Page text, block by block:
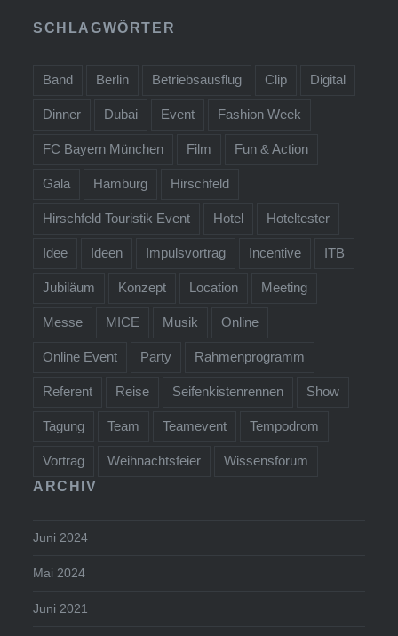
SCHLAGWÖRTER
Band Berlin Betriebsausflug Clip Digital
Dinner Dubai Event Fashion Week
FC Bayern München Film Fun & Action
Gala Hamburg Hirschfeld
Hirschfeld Touristik Event Hotel Hoteltester
Idee Ideen Impulsvortrag Incentive ITB
Jubiläum Konzept Location Meeting
Messe MICE Musik Online
Online Event Party Rahmenprogramm
Referent Reise Seifenkistenrennen Show
Tagung Team Teamevent Tempodrom
Vortrag Weihnachtsfeier
Wissensforum
ARCHIV
Juni 2024
Mai 2024
Juni 2021